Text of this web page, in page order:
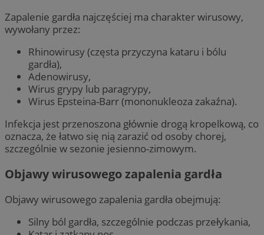
Zapalenie gardła najczęściej ma charakter wirusowy,
wywołany przez:
Rhinowirusy (częsta przyczyna kataru i bólu
gardła),
Adenowirusy,
Wirus grypy lub paragrypy,
Wirus Epsteina-Barr (mononukleoza zakaźna).
Infekcja jest przenoszona głównie drogą kropelkową, co
oznacza, że łatwo się nią zarazić od osoby chorej,
szczególnie w sezonie jesienno-zimowym.
Objawy wirusowego zapalenia gardła
Objawy wirusowego zapalenia gardła obejmują:
Silny ból gardła, szczególnie podczas przełykania,